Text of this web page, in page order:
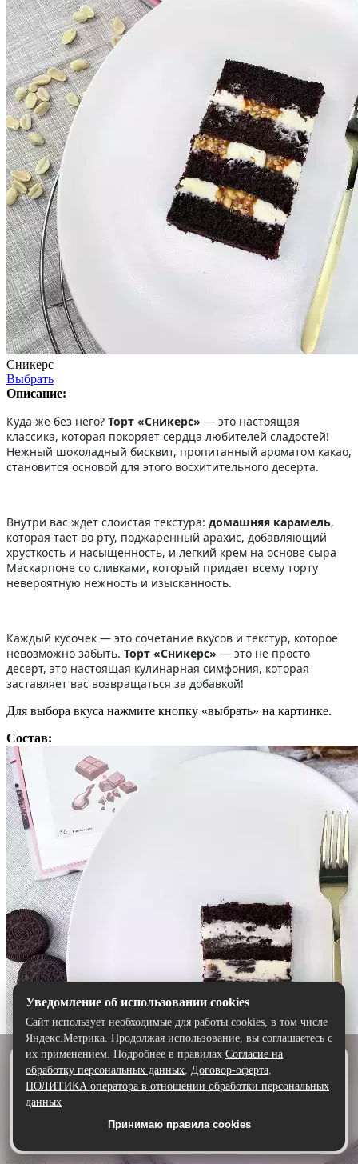
Сникерс
Выбрать
Описание:
Куда же без него? Торт «Сникерс» — это настоящая
классика, которая покоряет сердца любителей сладостей!
Нежный шоколадный бисквит, пропитанный ароматом какао,
становится основой для этого восхитительного десерта.
Внутри вас ждет слоистая текстура: домашняя карамель,
которая тает во рту, поджаренный арахис, добавляющий
хрусткость и насыщенность, и легкий крем на основе сыра
Маскарпоне со сливками, который придает всему торту
невероятную нежность и изысканность.
Каждый кусочек — это сочетание вкусов и текстур, которое
невозможно забыть. Торт «Сникерс» — это не просто
десерт, это настоящая кулинарная симфония, которая
заставляет вас возвращаться за добавкой!
Для выбора вкуса нажмите кнопку «выбрать» на картинке.
Состав:
Удобнее в приложении
Скачайте приложение — быстрее и комфортнее,
чем через сайт.
Скачать в Google Play
Уведомление об использовании cookies
Сайт использует необходимые для работы cookies, в том числе
Яндекс.Метрика. Продолжая использование, вы соглашаетесь с
их применением. Подробнее в правилах Согласие на
обработку персональных данных, Договор-оферта,
ПОЛИТИКА оператора в отношении обработки персональных
данных
Принимаю правила cookies